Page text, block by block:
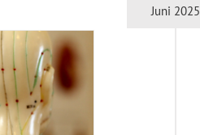
Juni 2025